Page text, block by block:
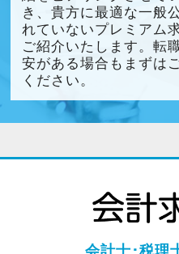
き、貴方に最適な一般
れていないプレミアム
ご紹介いたします。転
安がある場合もまずは
ください。